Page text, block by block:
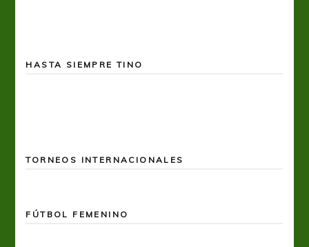
HASTA SIEMPRE TINO
TORNEOS INTERNACIONALES
FÚTBOL FEMENINO